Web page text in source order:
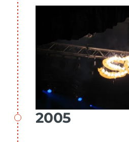
2005